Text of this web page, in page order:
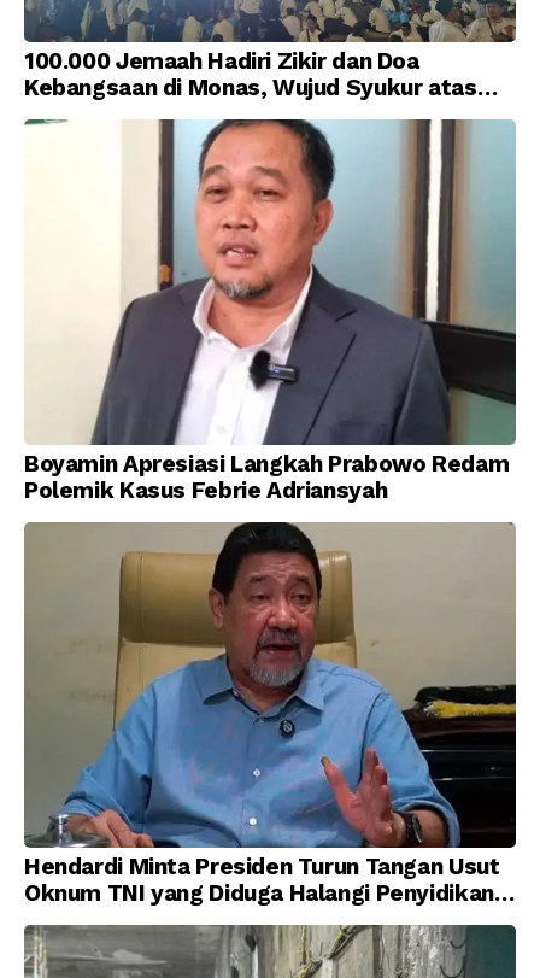
100.000 Jemaah Hadiri Zikir dan Doa
Kebangsaan di Monas, Wujud Syukur atas
Kemerdekaan Indonesia
Boyamin Apresiasi Langkah Prabowo Redam
Polemik Kasus Febrie Adriansyah
Hendardi Minta Presiden Turun Tangan Usut
Oknum TNI yang Diduga Halangi Penyidikan
Korupsi